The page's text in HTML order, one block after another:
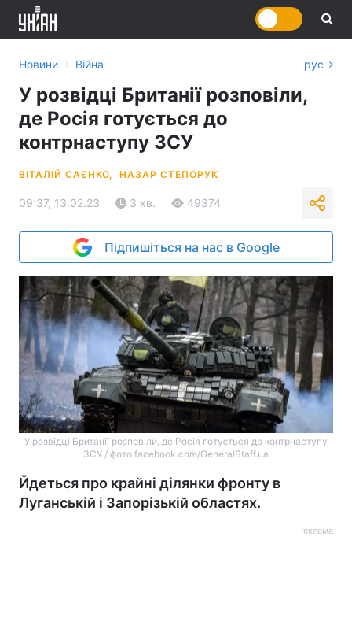
Новини › Війна рус
У розвідці Британії розповіли,
де Росія готується до
контрнаступу ЗСУ
ВІТАЛІЙ САЄНКО, НАЗАР СТЕПОРУК
09:37, 13.02.23 3 хв. 49374
Підпишіться на нас в Google
У розвідці Британії розповіли, де Росія готується до контрнаступу
ЗСУ / фото facebook.com/GeneralStaff.ua
Йдеться про крайні ділянки фронту в
Луганській і Запорізькій областях.
Реклама